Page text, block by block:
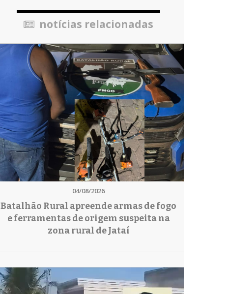
notícias relacionadas
04/08/2026
Batalhão Rural apreende armas de fogo
e ferramentas de origem suspeita na
zona rural de Jataí